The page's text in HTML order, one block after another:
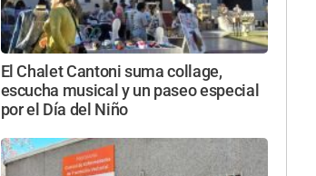
El Chalet Cantoni suma collage,
escucha musical y un paseo especial
por el Día del Niño